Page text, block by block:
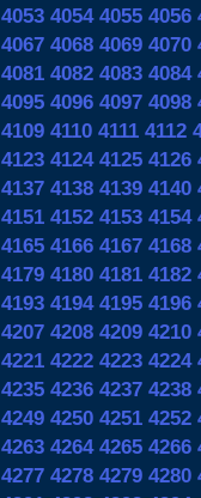
4053 4054 4055 4056
4067 4068 4069 4070
4081 4082 4083 4084
4095 4096 4097 4098
4109 4110 4111 4112
4123 4124 4125 4126
4137 4138 4139 4140
4151 4152 4153 4154
4165 4166 4167 4168
4179 4180 4181 4182
4193 4194 4195 4196
4207 4208 4209 4210
4221 4222 4223 4224
4235 4236 4237 4238
4249 4250 4251 4252
4263 4264 4265 4266
4277 4278 4279 4280